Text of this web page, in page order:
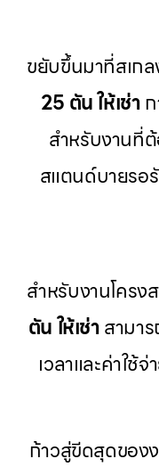
ขยับขึ้นมาที่สเกล
25 ตัน ให้เช่า
สำหรับงานที่
สแตนด์บายรอ
สำหรับงานโครง
ตัน ให้เช่าสามา
เวลาและค่าใช้
ก้าวสู่ขีดสุดของ